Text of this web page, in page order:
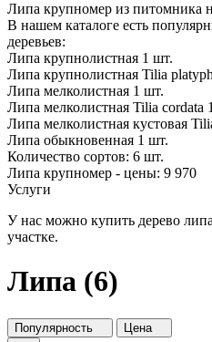
Липа крупномер из питомника
В нашем каталоге есть
деревьев:
Липа крупнолистная 1 шт.
Липа крупнолистная Tilia
Липа мелколистная 1 шт.
Липа мелколистная Tilia cordata 1
Липа мелколистная кустовая
Липа обыкновенная 1 шт.
Количество сортов: 6 шт.
Липа крупномер - цены: 9 970
Услуги
У нас можно купить дерево
участке.
Липа (6)
Популярность Цена